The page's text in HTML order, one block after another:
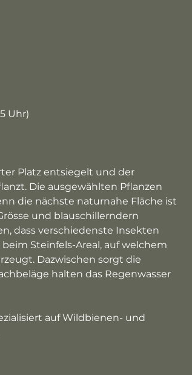
Uhr)
Platz entsiegelt und der
Die ausgewählten Pflanzen
die nächste naturnahe Fläche ist
und blauschillerndern
dass verschiedenste Insekten
Steinfels-Areal, auf welchem
Dazwischen sorgt die
halten das Regenwasser
auf Wildbienen- und